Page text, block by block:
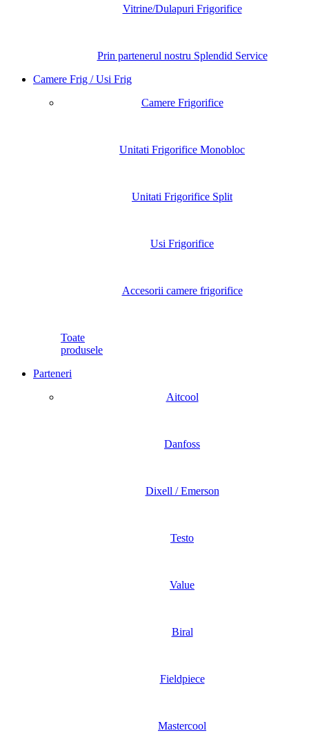
Vitrine/Dulapuri Frigorifice
Prin partenerul nostru Splendid Service
Camere Frig / Usi Frig
Camere Frigorifice
Unitati Frigorifice Monobloc
Unitati Frigorifice Split
Usi Frigorifice
Accesorii camere frigorifice
Toate
produsele
Parteneri
Aitcool
Danfoss
Dixell / Emerson
Testo
Value
Biral
Fieldpiece
Mastercool